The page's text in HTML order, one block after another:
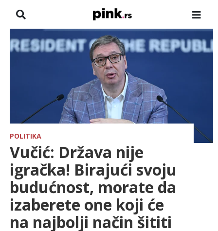
SHOWBIZ
HRONIKA
PINKOVE ZVEZDE
ODEON
SPORT
POLITIKA
Vučić: Država nije
igračka! Birajući svoju
budućnost, morate da
izaberete one koji će
na najbolji način šititi